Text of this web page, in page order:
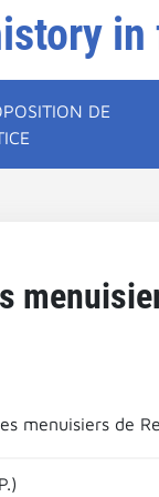
in
DE
menuisiers de